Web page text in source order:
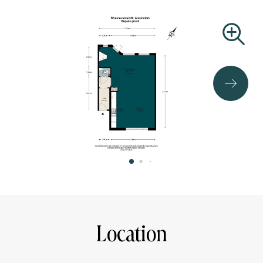
SURFACE AREA (NEN 2580 MEASUREMENT)
Usable living area: 101,8m²
Gross volume: 361m3
The apartment is located on freehold land, so there is no
SPECIAL FEATURES:
- Own property, so no homeowners' association
- Easement for a shared entrance
- Roof completely renovated and insulated in 2024
Location